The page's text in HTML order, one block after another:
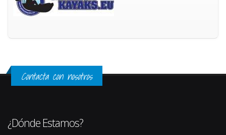
Contacta con nosotros
¿Dónde Estamos?